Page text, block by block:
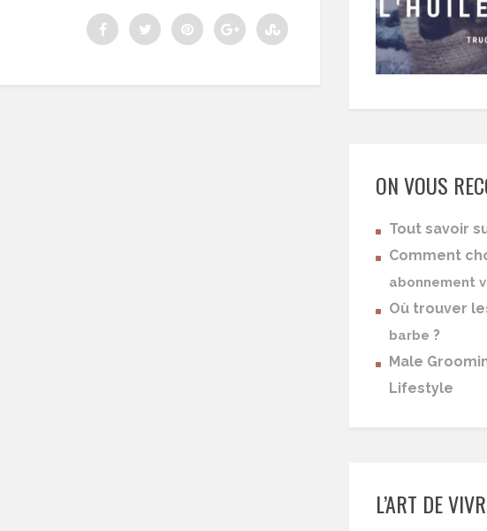
ON VOUS
Tout savoir
Comment
abonnement
Où trouver
barbe ?
Male
Lifestyle
L’ART DE